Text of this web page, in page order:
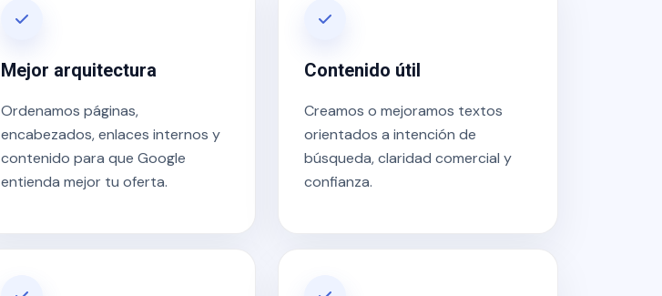
Mejor arquitectura
Ordenamos páginas,
encabezados, enlaces internos y
contenido para que Google
entienda mejor tu oferta.
Contenido útil
Creamos o mejoramos textos
orientados a intención de
búsqueda, claridad comercial y
confianza.